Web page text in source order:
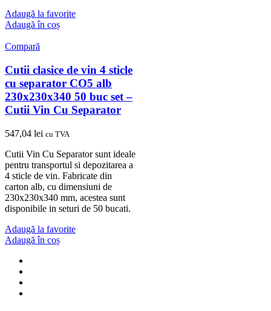
Adaugă la favorite
Adaugă în coș
Compară
Cutii clasice de vin 4 sticle
cu separator CO5 alb
230x230x340 50 buc set –
Cutii Vin Cu Separator
547,04 lei cu TVA
Cutii Vin Cu Separator sunt ideale
pentru transportul si depozitarea a
4 sticle de vin. Fabricate din
carton alb, cu dimensiuni de
230x230x340 mm, acestea sunt
disponibile in seturi de 50 bucati.
Adaugă la favorite
Adaugă în coș